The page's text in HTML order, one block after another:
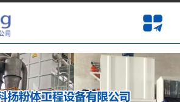
关于我们
产品展示